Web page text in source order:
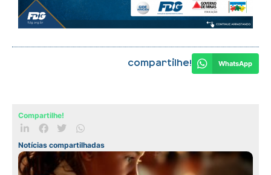
Compartilhe! WhatsApp
Compartilhe!
Notícias compartilhadas